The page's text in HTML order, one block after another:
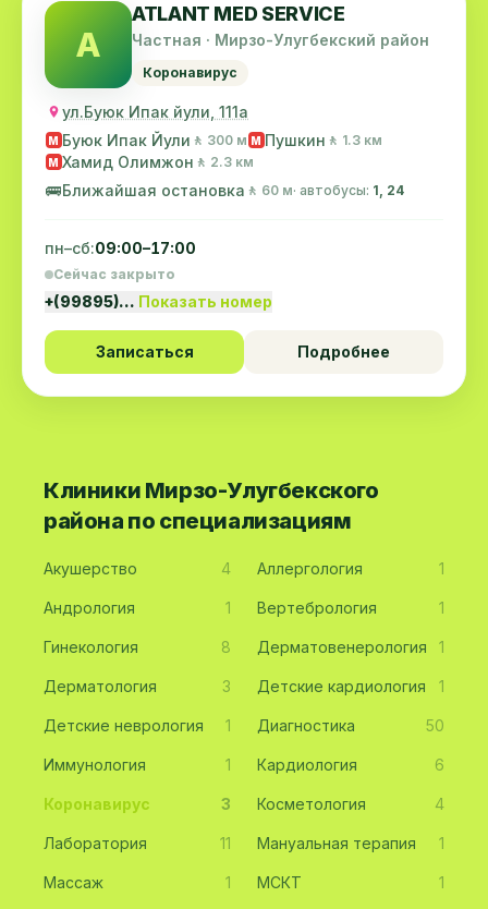
A
ATLANT MED SERVICE
Частная · Мирзо-Улугбекский район
Коронавирус
ул.Буюк Ипак йули, 111а
M Буюк Ипак Йули 🚶 300 м M Пушкин 🚶 1.3 км
M Хамид Олимжон 🚶 2.3 км
🚌Ближайшая остановка 🚶 60 м· автобусы: 1, 24
пн–сб:09:00–17:00
Сейчас закрыто
+(99895)… Показать номер
Записаться Подробнее
Клиники Мирзо-Улугбекского
района по специализациям
Акушерство 4 Аллергология 1
Андрология 1 Вертебрология 1
Гинекология 8 Дерматовенерология 1
Дерматология 3 Детские кардиология 1
Детские неврология 1 Диагностика 50
Иммунология 1 Кардиология 6
Коронавирус 3 Косметология 4
Лаборатория 11 Мануальная терапия 1
Массаж 1 МСКТ 1